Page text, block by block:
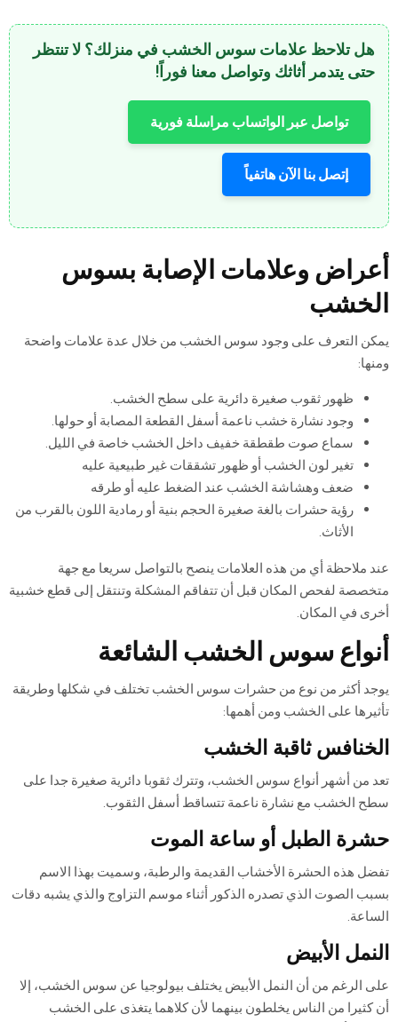
هل تلاحظ علامات سوس الخشب في منزلك؟ لا تنتظر
حتى يتدمر أثاثك وتواصل معنا فوراً!
تواصل عبر الواتساب مراسلة فورية
إتصل بنا الآن هاتفياً
أعراض وعلامات الإصابة بسوس
الخشب
يمكن التعرف على وجود سوس الخشب من خلال عدة علامات واضحة
ومنها:
ظهور ثقوب صغيرة دائرية على سطح الخشب.
وجود نشارة خشب ناعمة أسفل القطعة المصابة أو حولها.
سماع صوت طقطقة خفيف داخل الخشب خاصة في الليل.
تغير لون الخشب أو ظهور تشققات غير طبيعية عليه
ضعف وهشاشة الخشب عند الضغط عليه أو طرقه
رؤية حشرات بالغة صغيرة الحجم بنية أو رمادية اللون بالقرب من
الأثاث.
عند ملاحظة أي من هذه العلامات ينصح بالتواصل سريعا مع جهة
متخصصة لفحص المكان قبل أن تتفاقم المشكلة وتنتقل إلى قطع خشبية
أخرى في المكان.
أنواع سوس الخشب الشائعة
يوجد أكثر من نوع من حشرات سوس الخشب تختلف في شكلها وطريقة
تأثيرها على الخشب ومن أهمها:
الخنافس ثاقبة الخشب
تعد من أشهر أنواع سوس الخشب، وتترك ثقوبا دائرية صغيرة جدا على
سطح الخشب مع نشارة ناعمة تتساقط أسفل الثقوب.
حشرة الطبل أو ساعة الموت
تفضل هذه الحشرة الأخشاب القديمة والرطبة، وسميت بهذا الاسم
بسبب الصوت الذي تصدره الذكور أثناء موسم التزاوج والذي يشبه دقات
الساعة.
النمل الأبيض
على الرغم من أن النمل الأبيض يختلف بيولوجيا عن سوس الخشب، إلا
أن كثيرا من الناس يخلطون بينهما لأن كلاهما يتغذى على الخشب